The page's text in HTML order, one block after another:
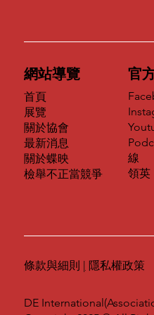
網站導覽
首頁
展覽
關於協會
最新消息
關於蝶映
​檢舉不正當競爭
官
線
領英
條款與細則 | 隱私權政策
DE